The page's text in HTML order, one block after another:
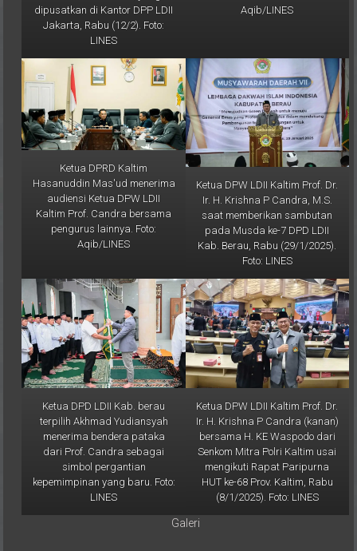
dipusatkan di Kantor DPP LDII
Jakarta, Rabu (12/2). Foto:
LINES
Aqib/LINES
Ketua DPRD Kaltim
Hasanuddin Mas'ud menerima
audiensi Ketua DPW LDII
Kaltim Prof. Candra bersama
pengurus lainnya. Foto:
Aqib/LINES
Ketua DPW LDII Kaltim Prof. Dr.
Ir. H. Krishna P Candra, M.S.
saat memberikan sambutan
pada Musda ke-7 DPD LDII
Kab. Berau, Rabu (29/1/2025).
Foto: LINES
Ketua DPD LDII Kab. berau
terpilih Akhmad Yudiansyah
menerima bendera pataka
dari Prof. Candra sebagai
simbol pergantian
kepemimpinan yang baru. Foto:
LINES
Ketua DPW LDII Kaltim Prof. Dr.
Ir. H. Krishna P Candra (kanan)
bersama H. KE Waspodo dari
Senkom Mitra Polri Kaltim usai
mengikuti Rapat Paripurna
HUT ke-68 Prov. Kaltim, Rabu
(8/1/2025). Foto: LINES
Galeri